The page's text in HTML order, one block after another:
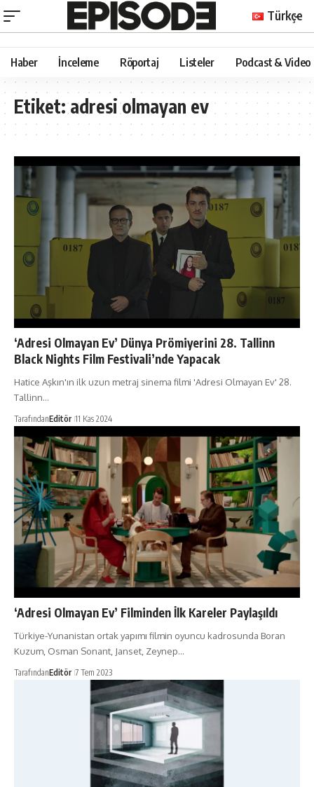
Türkçe
Haber İnceleme Röportaj Listeler Podcast & Video
Etiket:adresi olmayan ev
‘Adresi Olmayan Ev’ Dünya Prömiyerini 28. Tallinn
Black Nights Film Festivali’nde Yapacak
Hatice Aşkın'ın ilk uzun metraj sinema filmi 'Adresi Olmayan Ev' 28.
Tallinn…
TarafındanEditör 11 Kas 2024
‘Adresi Olmayan Ev’ Filminden İlk Kareler Paylaşıldı
Türkiye-Yunanistan ortak yapımı filmin oyuncu kadrosunda Boran
Kuzum, Osman Sonant, Janset, Zeynep…
TarafındanEditör 7 Tem 2023